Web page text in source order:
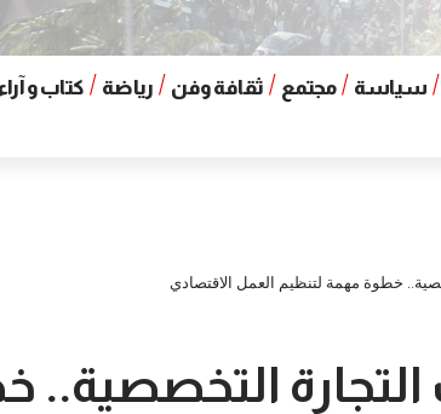
سياسة مجتمع ثقافة وفن رياضة
كتاب و
خطوة مهمة لتنظيم العمل الاقتصادي
التجارة التخصصية..